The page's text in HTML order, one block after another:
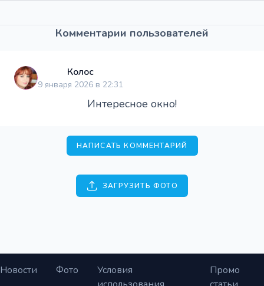
Комментарии пользователей
Колос
9 января 2026 в 22:31
Интересное окно!
НАПИСАТЬ КОММЕНТАРИЙ
ЗАГРУЗИТЬ ФОТО
Новости Фото
Условия
Промо